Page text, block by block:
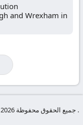
and Wrexham in
© جميع الحقوق محفوظة 2026 .